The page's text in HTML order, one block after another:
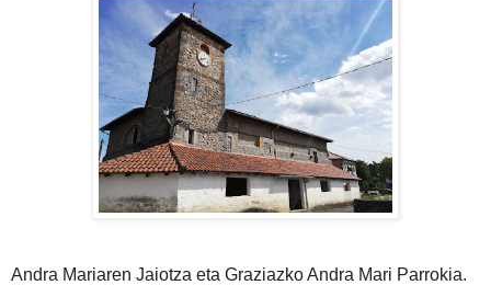
Andra Mariaren Jaiotza eta Graziazko Andra Mari Parrokia.